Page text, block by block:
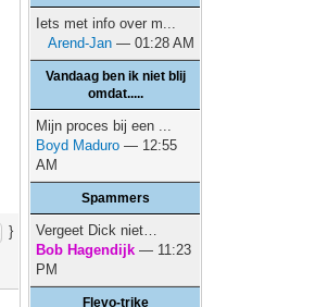
}
Iets met info over m...
Arend-Jan — 01:28 AM
Vandaag ben ik niet blij
omdat.....
Mijn proces bij een ...
Boyd Maduro — 12:55
AM
Spammers
Vergeet Dick niet…
Bob Hagendijk — 11:23
PM
Flevo-trike